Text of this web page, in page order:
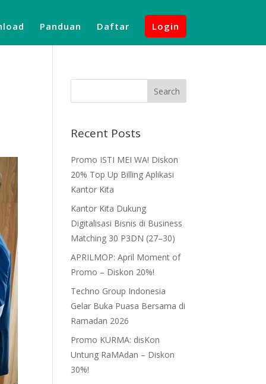
Panduan Daftar Login
Recent Posts
Promo ISTI MEI WA! Diskon
20% Top Up Billing Aplikasi
Kantor Kita
Kantor Kita Dukung
Digitalisasi Bisnis di Business
Matching 30 P3DN (27–30)
APRILMOP: April Moment of
Promo – Diskon 20%!
Techno Group Indonesia
Gelar Buka Puasa Bersama di
Ramadan 2026
Promo KURMA: disKon
Untung RaMAdan – Diskon
30%!